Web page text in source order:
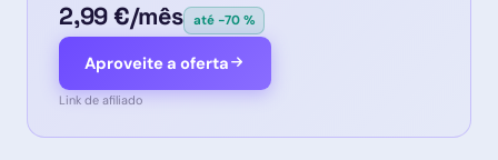
2,99 €/mês até -70 %
Aproveite a oferta
Link de afiliado